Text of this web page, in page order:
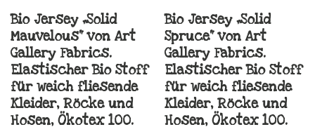
Bio Jersey „Solid
Mauvelous“ von Art
Gallery Fabrics.
Elastischer Bio Stoff
für weich fliesende
Kleider, Röcke und
Hosen, Ökotex 100.
Bio Jersey „Solid
Spruce“ von Art
Gallery Fabrics.
Elastischer Bio Stoff
für weich fliesende
Kleider, Röcke und
Hosen, Ökotex 100.